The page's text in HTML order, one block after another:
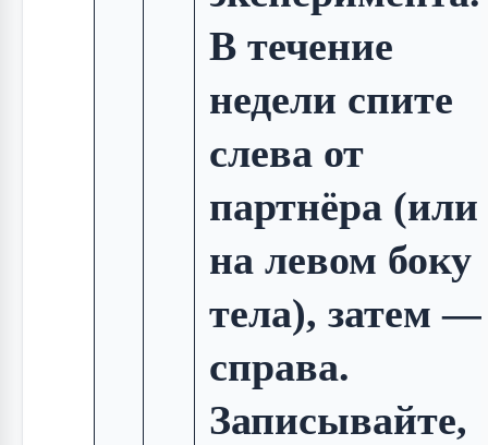
В течение
недели спите
слева от
партнёра (или
на левом боку
тела), затем —
справа.
Записывайте,